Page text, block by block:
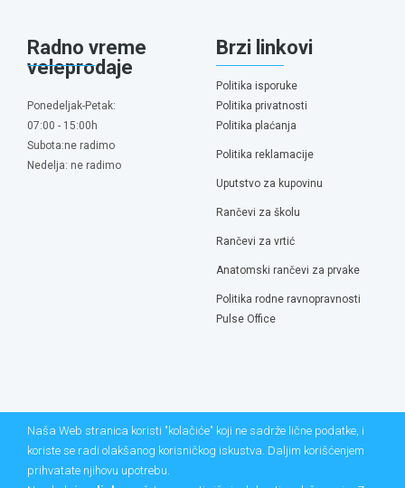
Radno vreme
veleprodaje
Ponedeljak-Petak:
07:00 - 15:00h
Subota:ne radimo
Nedelja: ne radimo
Brzi linkovi
Politika isporuke
Politika privatnosti
Politika plaćanja
Politika reklamacije
Uputstvo za kupovinu
Rančevi za školu
Rančevi za vrtić
Anatomski rančevi za prvake
Politika rodne ravnopravnosti
Pulse Office
Naša Web stranica koristi "kolačiće" koji ne sadrže lične podatke, i
koriste se radi olakšanog korisničkog iskustva. Daljim korišćenjem
prihvatate njihovu upotrebu.